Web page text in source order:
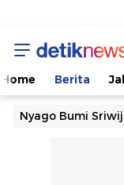
Home Berita
Nyago Bumi